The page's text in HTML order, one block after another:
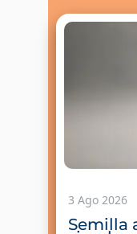
3 Ago 2026
Semilla